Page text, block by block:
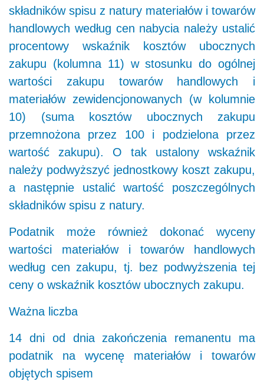
składników spisu z natury materiałów i towarów
handlowych według cen nabycia należy ustalić
procentowy wskaźnik kosztów ubocznych
zakupu (kolumna 11) w stosunku do ogólnej
wartości zakupu towarów handlowych i
materiałów zewidencjonowanych (w kolumnie
10) (suma kosztów ubocznych zakupu
przemnożona przez 100 i podzielona przez
wartość zakupu). O tak ustalony wskaźnik
należy podwyższyć jednostkowy koszt zakupu,
a następnie ustalić wartość poszczególnych
składników spisu z natury.
Podatnik może również dokonać wyceny
wartości materiałów i towarów handlowych
według cen zakupu, tj. bez podwyższenia tej
ceny o wskaźnik kosztów ubocznych zakupu.
Ważna liczba
14 dni od dnia zakończenia remanentu ma
podatnik na wycenę materiałów i towarów
objętych spisem